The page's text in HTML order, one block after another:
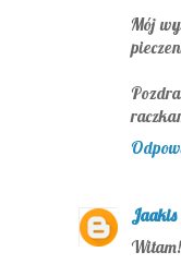
Mój
Jaakis
Witam!